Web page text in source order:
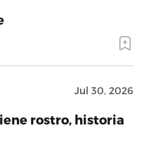
Jul 30, 2026
rostro, historia